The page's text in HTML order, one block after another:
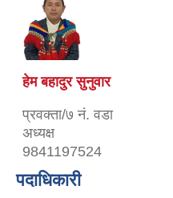
हेम बहादुर सुनुवार
प्रवक्ता/७ नं. वडा
अध्यक्ष
9841197524
पदाधिकारी